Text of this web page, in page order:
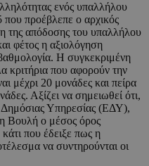
ενός υπαλλήλου
που προέβλεπε ο αρχικός
της απόδοσης του υπαλλήλου
φέτος η αξιολόγηση
Η συγκεκριμένη
κριτήρια που αφορούν την
μέχρι 20 μονάδες και πείρα
Αξίζει να σημειωθεί ότι,
Υπηρεσίας (ΕΔΥ),
Βουλή ο μέσος όρος
που έδειξε πως η
να συντηρούνται οι